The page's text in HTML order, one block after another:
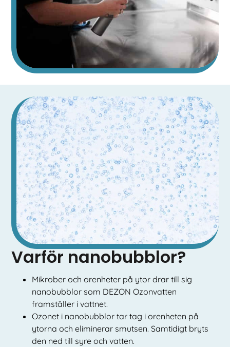
Varför nanobubblor?
Mikrober och orenheter på ytor drar till sig
nanobubblor som DEZON Ozonvatten
framställer i vattnet.
Ozonet i nanobubblor tar tag i orenheten på
ytorna och eliminerar smutsen. Samtidigt bryts
den ned till syre och vatten.